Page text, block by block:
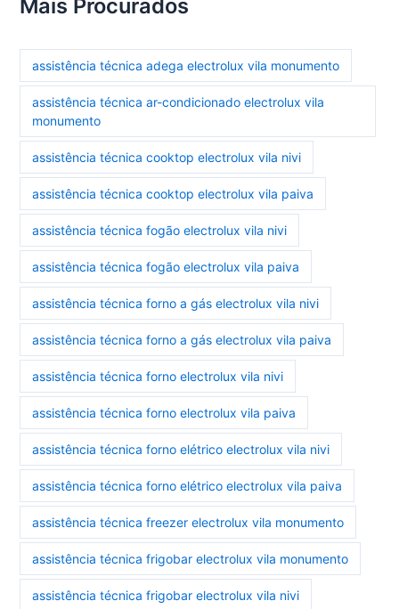
Mais Procurados
assistência técnica adega electrolux vila monumento
assistência técnica ar-condicionado electrolux vila
monumento
assistência técnica cooktop electrolux vila nivi
assistência técnica cooktop electrolux vila paiva
assistência técnica fogão electrolux vila nivi
assistência técnica fogão electrolux vila paiva
assistência técnica forno a gás electrolux vila nivi
assistência técnica forno a gás electrolux vila paiva
assistência técnica forno electrolux vila nivi
assistência técnica forno electrolux vila paiva
assistência técnica forno elétrico electrolux vila nivi
assistência técnica forno elétrico electrolux vila paiva
assistência técnica freezer electrolux vila monumento
assistência técnica frigobar electrolux vila monumento
assistência técnica frigobar electrolux vila nivi